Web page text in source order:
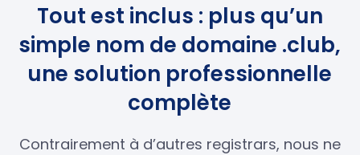
Tout est inclus : plus qu’un
simple nom de domaine .club,
une solution professionnelle
complète
Contrairement à d’autres registrars, nous ne